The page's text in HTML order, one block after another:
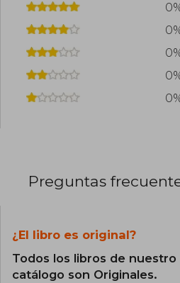
Preguntas
¿El libro es original?
Todos los libros de nuestro
catálogo son Originales.